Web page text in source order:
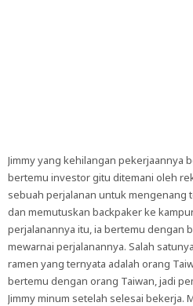
Jimmy yang kehilangan pekerjaannya
bertemu investor gitu ditemani oleh
sebuah perjalanan untuk mengenang
dan memutuskan backpaker ke
perjalanannya itu, ia bertemu dengan
mewarnai perjalanannya. Salah
ramen yang ternyata adalah orang
bertemu dengan orang Taiwan, jadi
Jimmy minum setelah selesai bekerja.